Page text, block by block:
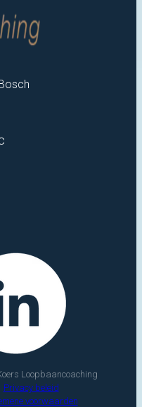
Loopbaancoaching
Privacy beleid
voorwaarden